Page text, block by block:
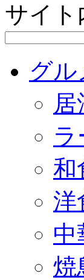
サイト
グル
居
ラ
和
洋
中
焼